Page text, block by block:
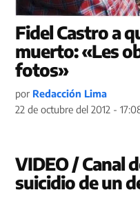
Fidel Castro a
muerto: «Les
fotos»
por Redacción Lima
22 de octubre del 2012 -
VIDEO / Canal
suicidio de un